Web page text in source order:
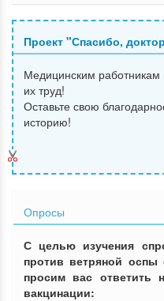
Проект "Спасибо,
Медицинским работникам
их труд!
Оставьте свою
историю!
Опросы
С целью изучения
против ветряной оспы
просим вас ответить
вакцинации: